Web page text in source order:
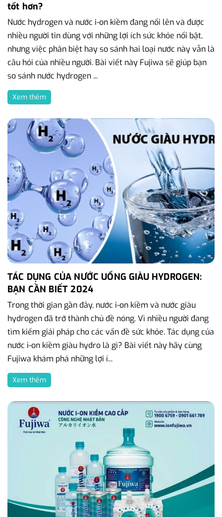
tốt hơn?
Nước hydrogen và nước i-on kiềm đang nổi lên và được
nhiều người tin dùng với những lợi ích sức khỏe nổi bật,
nhưng việc phân biệt hay so sánh hai loại nước này vẫn là
câu hỏi của nhiều người. Bài viết này Fujiwa sẽ giúp bạn
so sánh nước hydrogen ...
Xem thêm
TÁC DỤNG CỦA NƯỚC UỐNG GIÀU HYDROGEN:
BẠN CẦN BIẾT 2024
Trong thời gian gần đây, nước i-on kiềm và nước giàu
hydrogen đã trở thành chủ đề nóng. Vì nhiều người đang
tìm kiếm giải pháp cho các vấn đề sức khỏe. Tác dụng của
nước i-on kiềm giàu hydro là gì? Bài viết này hãy cùng
Fujiwa khám phá những lợi í...
Xem thêm